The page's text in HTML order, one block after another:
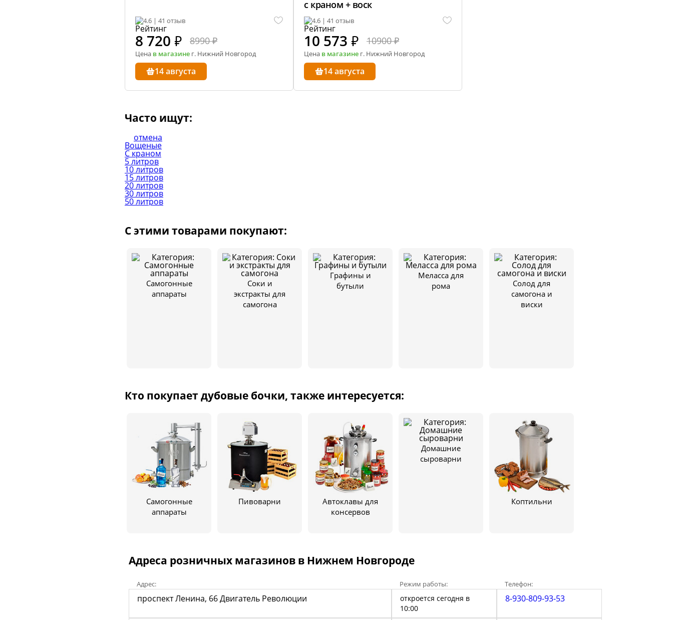
4.6 | 41 отзыв
8 720 ₽ 8990 ₽
Цена в магазине г. Нижний Новгород
14 августа
с краном + воск
4.6 | 41 отзыв
10 573 ₽ 10900 ₽
Цена в магазине г. Нижний Новгород
14 августа
Часто ищут:
отмена
Вощеные
С краном
5 литров
10 литров
15 литров
20 литров
30 литров
50 литров
С этими товарами покупают:
Самогонные
аппараты
Соки и
экстракты для
самогона
Графины и
бутыли
Меласса для
рома
Солод для
самогона и
виски
Кто покупает дубовые бочки, также интересуется:
Самогонные
аппараты
Пивоварни
Автоклавы для
консервов
Домашние
сыроварни
Коптильни
Адреса розничных магазинов в Нижнем Новгороде
Адрес: Режим работы: Телефон:
проспект Ленина, 66Двигатель Революции
откроется сегодня в
10:00
8-930-809-93-53